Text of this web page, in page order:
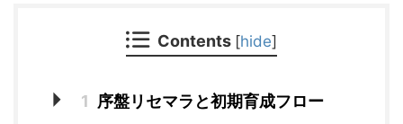
Contents [hide]
1
序盤リセマラと初期育成フロー